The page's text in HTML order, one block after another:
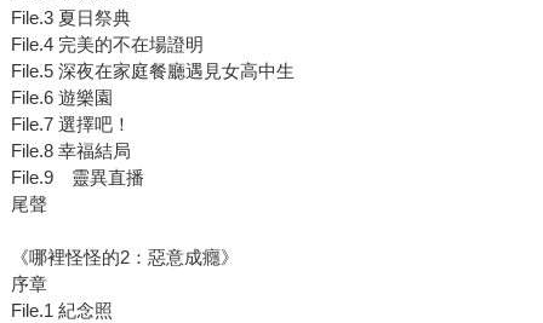
File.3 夏日祭典
File.4 完美的不在場證明
File.5 深夜在家庭餐廳遇見女高中生
File.6 遊樂園
File.7 選擇吧！
File.8 幸福結局
File.9 靈異直播
尾聲
《哪裡怪怪的2：惡意成癮》
序章
File.1 紀念照